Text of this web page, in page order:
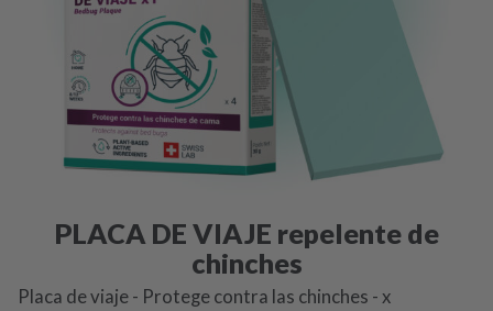
PLACA DE VIAJE repelente de
chinches
Placa de viaje - Protege contra las chinches - x